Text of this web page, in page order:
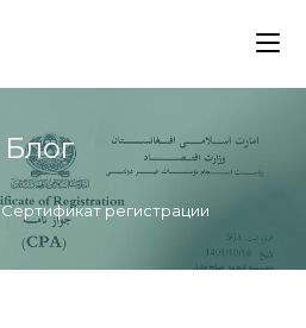
Блог
Сертификат регистрации